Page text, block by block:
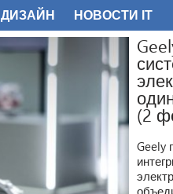
(2
Geely
ДИЗАЙН НОВОСТИ IT